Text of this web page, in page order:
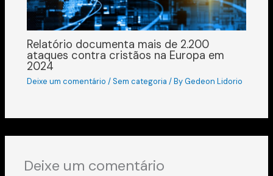
Relatório documenta mais de 2.200
ataques contra cristãos na Europa em
2024
Deixe um comentário /Sem categoria / ByGedeon Lidorio
Deixe um comentário